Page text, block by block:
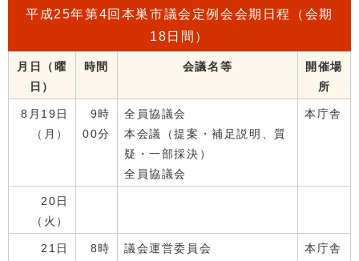
平成25年第4回本巣市議会定例会会期日程（会期
18日間）
月日（曜
日）
時間 会議名等
開催場
所
8月19日
（月）
9時
00分
全員協議会
本会議（提案・補足説明、質
疑・一部採決）
全員協議会
本庁舎
20日
（火）
21日
8時
議会運営委員会 本庁舎